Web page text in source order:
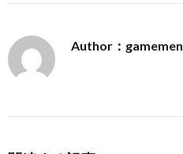
Author：gamemen